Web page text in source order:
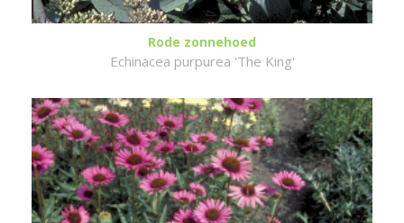
Rode zonnehoed
Echinacea purpurea 'The King'